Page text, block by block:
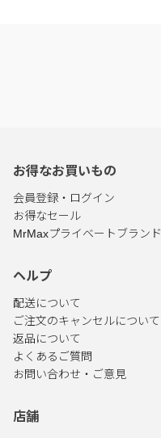
お得なお買いもの
会員登録・ログイン
お得なセール
MrMaxプライベートブランド
ヘルプ
配送について
ご注文のキャンセルについて
返品について
よくあるご質問
お問い合わせ・ご意見
店舗